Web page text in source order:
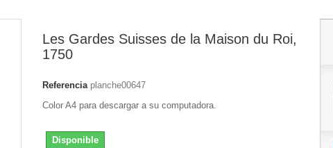
Les Gardes Suisses de la Maison du Roi,
1750
Referencia planche00647
Color A4 para descargar a su computadora.
Disponible